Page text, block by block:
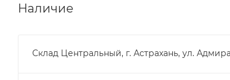
Наличие
Склад Центральный, г. Астрахань, ул.